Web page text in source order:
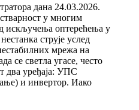
дана 24.03.2026.
стварност у многим
искључења оптерећења у
струје услед
мрежа на
се светла угасе, често
два уређаја: УПС
и инвертор. Иако